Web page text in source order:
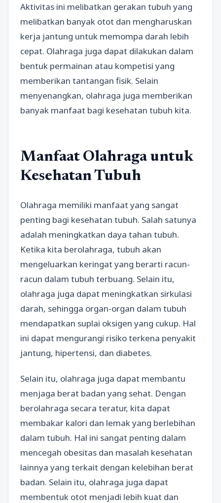
Aktivitas ini melibatkan gerakan tubuh yang
melibatkan banyak otot dan mengharuskan
kerja jantung untuk memompa darah lebih
cepat. Olahraga juga dapat dilakukan dalam
bentuk permainan atau kompetisi yang
memberikan tantangan fisik. Selain
menyenangkan, olahraga juga memberikan
banyak manfaat bagi kesehatan tubuh kita.
Manfaat Olahraga untuk
Kesehatan Tubuh
Olahraga memiliki manfaat yang sangat
penting bagi kesehatan tubuh. Salah satunya
adalah meningkatkan daya tahan tubuh.
Ketika kita berolahraga, tubuh akan
mengeluarkan keringat yang berarti racun-
racun dalam tubuh terbuang. Selain itu,
olahraga juga dapat meningkatkan sirkulasi
darah, sehingga organ-organ dalam tubuh
mendapatkan suplai oksigen yang cukup. Hal
ini dapat mengurangi risiko terkena penyakit
jantung, hipertensi, dan diabetes.
Selain itu, olahraga juga dapat membantu
menjaga berat badan yang sehat. Dengan
berolahraga secara teratur, kita dapat
membakar kalori dan lemak yang berlebihan
dalam tubuh. Hal ini sangat penting dalam
mencegah obesitas dan masalah kesehatan
lainnya yang terkait dengan kelebihan berat
badan. Selain itu, olahraga juga dapat
membentuk otot menjadi lebih kuat dan